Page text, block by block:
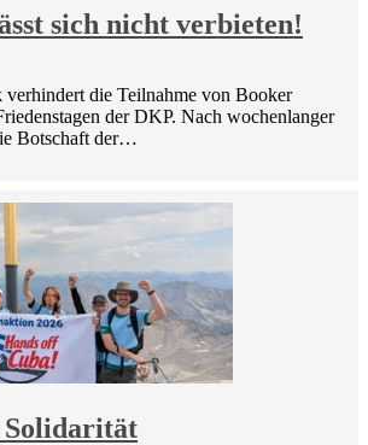
sich nicht verbieten!
die Teilnahme von Booker
der DKP. Nach wochenlanger
Botschaft der…
Solidarität